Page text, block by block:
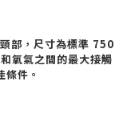
部，尺寸為標準 750
氧氣之間的最大接觸
件。